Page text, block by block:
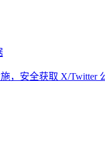
，安全获取 X/Twitter